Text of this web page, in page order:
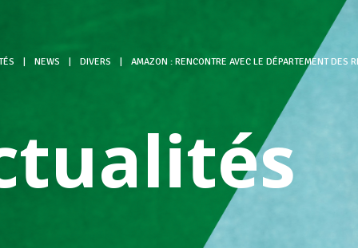
NEWS DIVERS AMAZON : RENCONTRE AVEC LE DÉPARTEMENT DES